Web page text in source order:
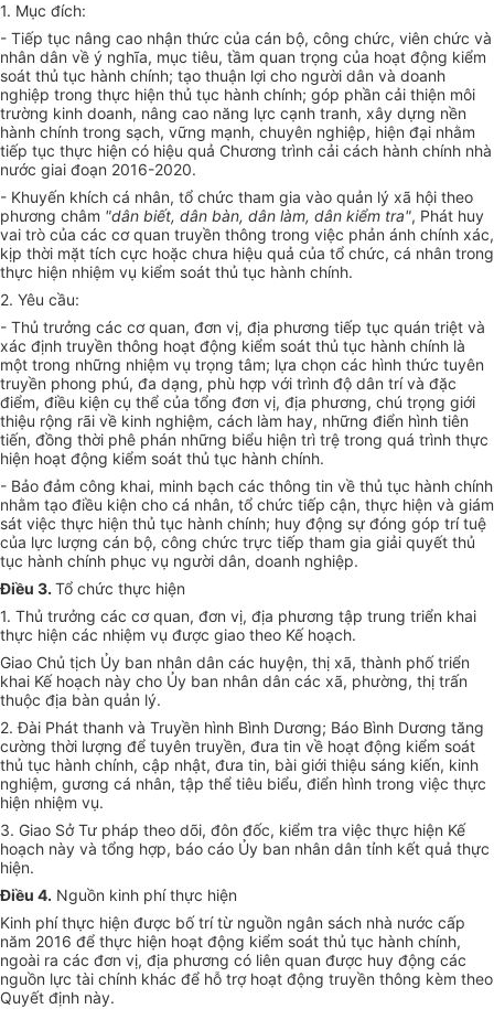
1. Mục đích:
- Tiếp tục nâng cao nhận thức của cán bộ, công chức, viên chức và
nhân dân về ý nghĩa, mục tiêu, tầm quan trọng của hoạt động kiểm
soát thủ tục hành chính; tạo thuận lợi cho người dân và doanh
nghiệp trong thực hiện thủ tục hành chính; góp phần cải thiện môi
trường kinh doanh, nâng cao năng lực cạnh tranh, xây dựng nền
hành chính trong sạch, vững mạnh, chuyên nghiệp, hiện đại nhằm
tiếp tục thực hiện có hiệu quả Chương trình cải cách hành chính nhà
nước giai đoạn 2016-2020.
- Khuyến khích cá nhân, tổ chức tham gia vào quản lý xã hội theo
phương châm "dân biết, dân bàn, dân làm, dân kiểm tra", Phát huy
vai trò của các cơ quan truyền thông trong việc phản ánh chính xác,
kịp thời mặt tích cực hoặc chưa hiệu quả của tổ chức, cá nhân trong
thực hiện nhiệm vụ kiểm soát thủ tục hành chính.
2. Yêu cầu:
- Thủ trưởng các cơ quan, đơn vị, địa phương tiếp tục quán triệt và
xác định truyền thông hoạt động kiểm soát thủ tục hành chính là
một trong những nhiệm vụ trọng tâm; lựa chọn các hình thức tuyên
truyền phong phú, đa dạng, phù hợp với trình độ dân trí và đặc
điểm, điều kiện cụ thể của tổng đơn vị, địa phương, chú trọng giới
thiệu rộng rãi về kinh nghiệm, cách làm hay, những điển hình tiên
tiến, đồng thời phê phán những biểu hiện trì trệ trong quá trình thực
hiện hoạt động kiểm soát thủ tục hành chính.
- Bảo đảm công khai, minh bạch các thông tin về thủ tục hành chính
nhằm tạo điều kiện cho cá nhân, tổ chức tiếp cận, thực hiện và giám
sát việc thực hiện thủ tục hành chính; huy động sự đóng góp trí tuệ
của lực lượng cán bộ, công chức trực tiếp tham gia giải quyết thủ
tục hành chính phục vụ người dân, doanh nghiệp.
Điều 3. Tổ chức thực hiện
1. Thủ trưởng các cơ quan, đơn vị, địa phương tập trung triển khai
thực hiện các nhiệm vụ được giao theo Kế hoạch.
Giao Chủ tịch Ủy ban nhân dân các huyện, thị xã, thành phố triển
khai Kế hoạch này cho Ủy ban nhân dân các xã, phường, thị trấn
thuộc địa bàn quản lý.
2. Đài Phát thanh và Truyền hình Bình Dương; Báo Bình Dương tăng
cường thời lượng để tuyên truyền, đưa tin về hoạt động kiểm soát
thủ tục hành chính, cập nhật, đưa tin, bài giới thiệu sáng kiến, kinh
nghiệm, gương cá nhân, tập thể tiêu biểu, điển hình trong việc thực
hiện nhiệm vụ.
3. Giao Sở Tư pháp theo dõi, đôn đốc, kiểm tra việc thực hiện Kế
hoạch này và tổng hợp, báo cáo Ủy ban nhân dân tỉnh kết quả thực
hiện.
Điều 4. Nguồn kinh phí thực hiện
Kinh phí thực hiện được bố trí từ nguồn ngân sách nhà nước cấp
năm 2016 để thực hiện hoạt động kiểm soát thủ tục hành chính,
ngoài ra các đơn vị, địa phương có liên quan được huy động các
nguồn lực tài chính khác để hỗ trợ hoạt động truyền thông kèm theo
Quyết định này.